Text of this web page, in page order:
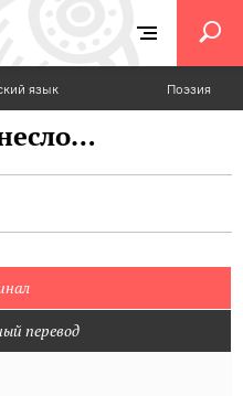
язык Поэзия
перевод